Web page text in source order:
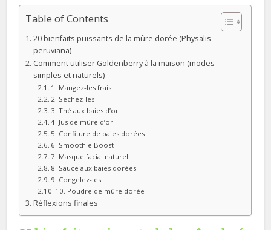
Table of Contents
20 bienfaits puissants de la mûre dorée (Physalis
peruviana)
Comment utiliser Goldenberry à la maison (modes
simples et naturels)
1. Mangez-les frais
2. Séchez-les
3. Thé aux baies d’or
4. Jus de mûre d’or
5. Confiture de baies dorées
6. Smoothie Boost
7. Masque facial naturel
8. Sauce aux baies dorées
9. Congelez-les
10. Poudre de mûre dorée
Réflexions finales